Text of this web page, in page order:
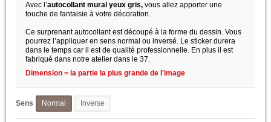
Avec l’autocollant mural yeux gris, vous allez apporter une
touche de fantaisie à votre décoration.
Ce surprenant autocollant est découpé à la forme du dessin. Vous
pourrez l’appliquer en sens normal ou inversé. Le sticker durera
dans le temps car il est de qualité professionnelle. En plus il est
fabriqué dans notre atelier dans le 37.
Dimension = la partie la plus grande de l'image
Sens Normal Inverse